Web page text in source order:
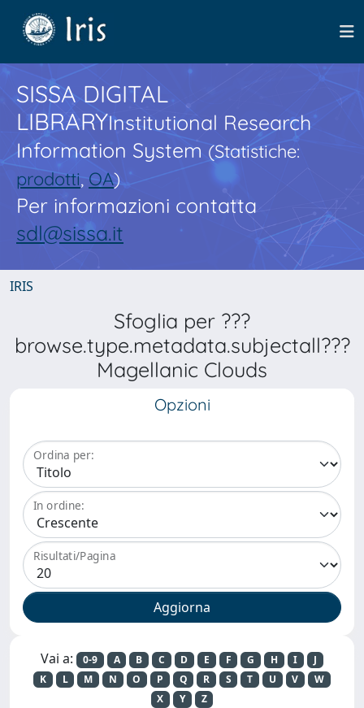
SISSA DIGITAL
LIBRARYInstitutional Research
Information System(Statistiche:
prodotti,OA)
Per informazioni contatta
sdl@sissa.it
IRIS
Sfoglia per ???
browse.type.metadata.subjectall???
Magellanic Clouds
Opzioni
Ordina per:
In ordine:
Risultati/Pagina
Vai a: 0-9 A B C D E F G H I
J
K
L M N O P Q R S T U V
W
X
Y Z